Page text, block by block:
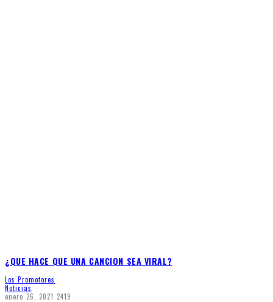
¿QUE HACE QUE UNA CANCION SEA VIRAL?
Los Promotores
Noticias
enero 26, 2021 2419